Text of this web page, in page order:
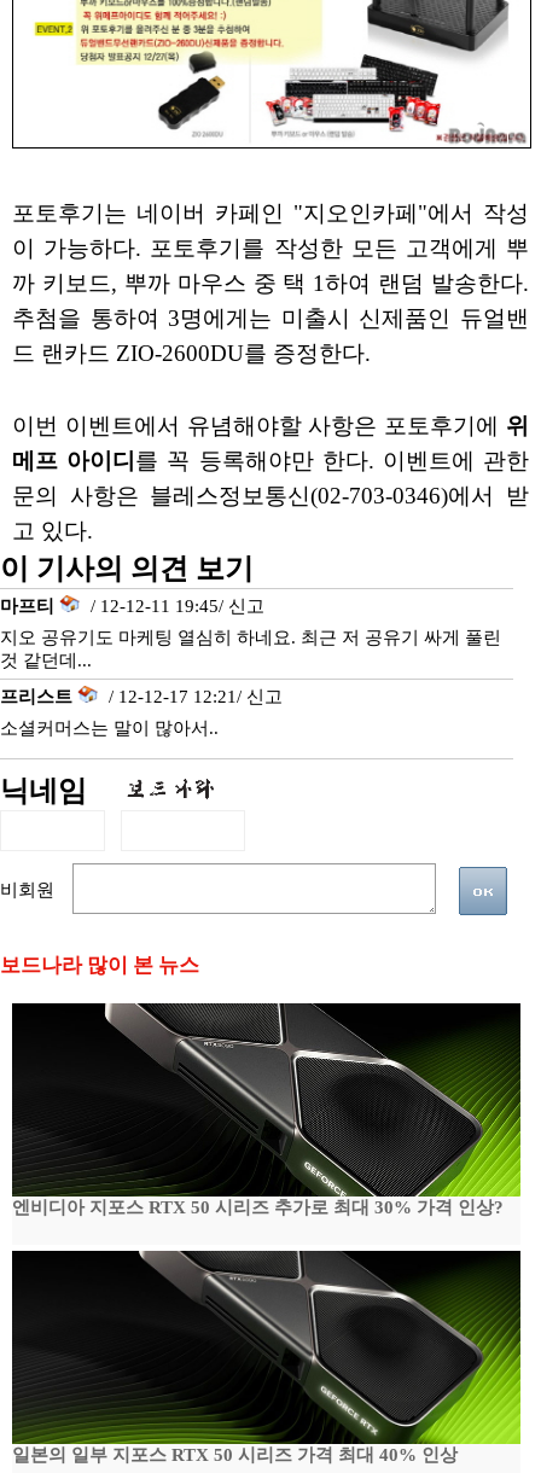
포토후기는 네이버 카페인 "지오인카페"에서 작성
이 가능하다. 포토후기를 작성한 모든 고객에게 뿌
까 키보드, 뿌까 마우스 중 택 1하여 랜덤 발송한다.
추첨을 통하여 3명에게는 미출시 신제품인 듀얼밴
드 랜카드 ZIO-2600DU를 증정한다.
이번 이벤트에서 유념해야할 사항은 포토후기에 위
메프 아이디 를 꼭 등록해야만 한다. 이벤트에 관한
문의 사항은 블레스정보통신(02-703-0346)에서 받
고 있다.
이 기사의 의견 보기
마프티 / 12-12-11 19:45/ 신고
지오 공유기도 마케팅 열심히 하네요. 최근 저 공유기 싸게 풀린
것 같던데...
프리스트
/ 12-12-17 12:21/ 신고
소셜커머스는 말이 많아서..
닉네임
비회원
보드나라 많이 본 뉴스
엔비디아 지포스 RTX 50 시리즈 추가로 최대 30% 가격 인상?
일본의 일부 지포스 RTX 50 시리즈 가격 최대 40% 인상